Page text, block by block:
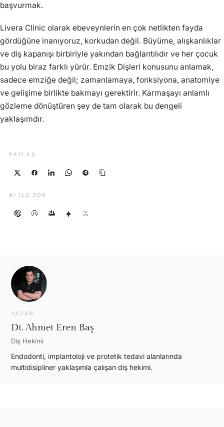
başvurmak.
Livera Clinic olarak ebeveynlerin en çok netlikten fayda
gördüğüne inanıyoruz, korkudan değil. Büyüme, alışkanlıklar
ve diş kapanışı birbiriyle yakından bağlantılıdır ve her çocuk
bu yolu biraz farklı yürür. Emzik Dişleri konusunu anlamak,
sadece emziğe değil; zamanlamaya, fonksiyona, anatomiye
ve gelişime birlikte bakmayı gerektirir. Karmaşayı anlamlı
gözleme dönüştüren şey de tam olarak bu dengeli
yaklaşımdır.
PAYLAŞ
AI ILE SOR
YAZAR
Dt. Ahmet Eren Baş
Diş Hekimi
Endodonti, implantoloji ve protetik tedavi alanlarında
multidisipliner yaklaşımla çalışan diş hekimi.